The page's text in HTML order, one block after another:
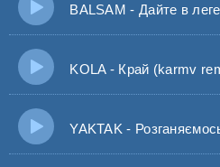
BALSAM - Дайте в легені вітру,
KOLA - Край (karmv
YAKTAK -